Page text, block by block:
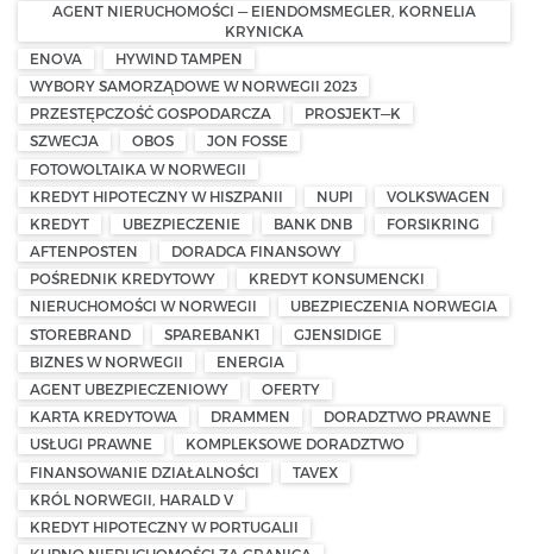
AGENT NIERUCHOMOŚCI — EIENDOMSMEGLER, KORNELIA
KRYNICKA
ENOVA
HYWIND TAMPEN
WYBORY SAMORZĄDOWE W NORWEGII 2023
PRZESTĘPCZOŚĆ GOSPODARCZA
PROSJEKT—K
SZWECJA
OBOS
JON FOSSE
FOTOWOLTAIKA W NORWEGII
KREDYT HIPOTECZNY W HISZPANII
NUPI
VOLKSWAGEN
KREDYT
UBEZPIECZENIE BANK DNB
FORSIKRING
AFTENPOSTEN
DORADCA FINANSOWY
POŚREDNIK KREDYTOWY
KREDYT KONSUMENCKI
NIERUCHOMOŚCI W NORWEGII
UBEZPIECZENIA NORWEGIA
STOREBRAND
SPAREBANK1
GJENSIDIGE
BIZNES W NORWEGII
ENERGIA
AGENT UBEZPIECZENIOWY
OFERTY
KARTA KREDYTOWA
DRAMMEN
DORADZTWO PRAWNE
USŁUGI PRAWNE
KOMPLEKSOWE DORADZTWO
FINANSOWANIE DZIAŁALNOŚCI
TAVEX
KRÓL NORWEGII, HARALD V
KREDYT HIPOTECZNY W PORTUGALII